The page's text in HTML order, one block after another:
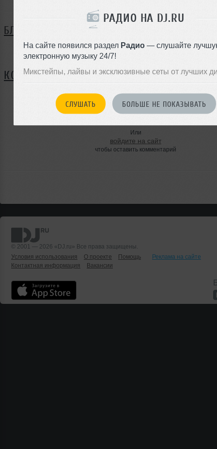
РАДИО НА DJ.RU
На сайте появился раздел Радио — слушайте
электронную музыку 24/7!
Микстейпы, лайвы и эксклюзивные сеты от лучших
СЛУШАТЬ БОЛЬШЕ НЕ ПОКАЗЫВАТЬ
БЛОГ
Нет записей в блоге
КОММЕНТАРИИ
ЗАРЕГИСТРИРУЙТЕСЬ
Или
войдите на сайт
чтобы оставить комментарий
© 2001 — 2026 «DJ.ru» Все права защищены.
Условия использования
О проекте Помощь
Реклама на сайте
Контактная информация
Вакансии